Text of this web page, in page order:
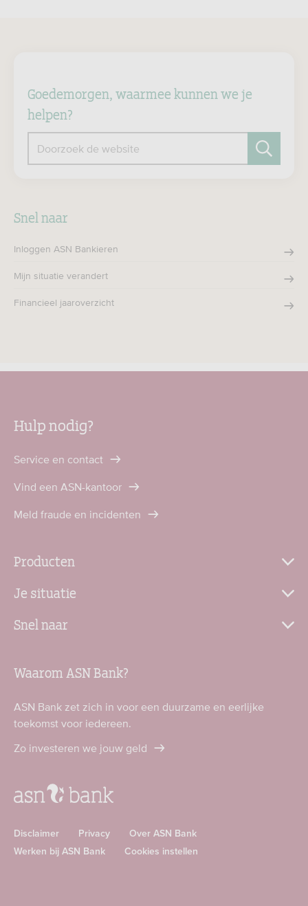
Goedemorgen, waarmee kunnen we je
helpen?
Doorzoek de website
Snel naar
Inloggen ASN Bankieren
Mijn situatie verandert
Financieel jaaroverzicht
Hulp nodig?
Service en contact
Vind een ASN-kantoor
Meld fraude en incidenten
Producten
Je situatie
Snel naar
Waarom ASN Bank?
ASN Bank zet zich in voor een duurzame en eerlijke
toekomst voor iedereen.
Zo investeren we jouw geld
Disclaimer Privacy
Over ASN Bank
Werken bij ASN Bank
Cookies instellen